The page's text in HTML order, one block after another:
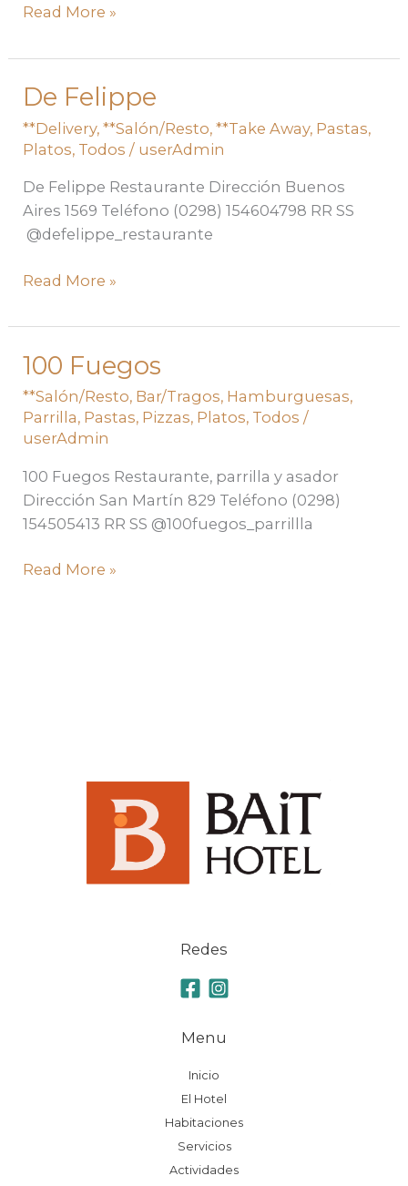
Read More »
De Felippe
**Delivery,**Salón/Resto,**Take Away, Pastas,
Platos, Todos / userAdmin
De Felippe Restaurante Dirección Buenos
Aires 1569 Teléfono (0298) 154604798 RR SS
@defelippe_restaurante
De
Read More »
100 Fuegos
**Salón/Resto, Bar/Tragos, Hamburguesas,
Parrilla, Pastas, Pizzas, Platos, Todos /
userAdmin
100 Fuegos Restaurante, parrilla y asador
Dirección San Martín 829 Teléfono (0298)
154505413 RR SS @100fuegos_parrillla
100
Read More »
Redes
Menu
Inicio
El Hotel
Habitaciones
Servicios
Actividades